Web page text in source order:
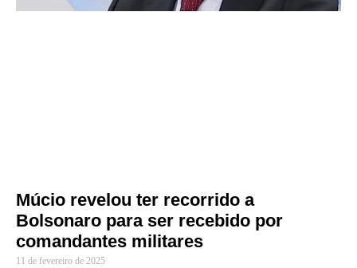
Múcio revelou ter recorrido a
Bolsonaro para ser recebido por
comandantes militares
11 de fevereiro de 2025